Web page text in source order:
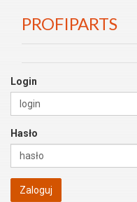
PROFIPARTS
Login
Hasło
Zaloguj